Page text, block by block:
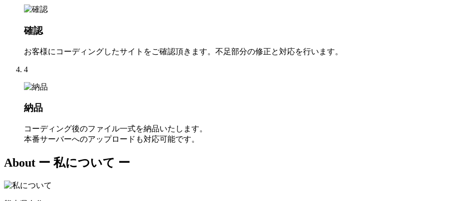
確認
お客様にコーディングしたサイトをご確認頂きます。不足部分の修正と対応を行います。
4
納品
コーディング後のファイル一式を納品いたします。
本番サーバーへのアップロードも対応可能です。
About ー 私について ー